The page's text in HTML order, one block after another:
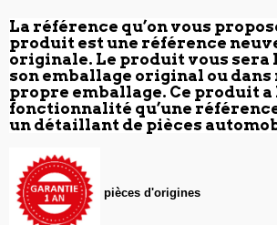
La référence qu’on vous
produit est une référence
originale. Le produit vous sera
son emballage original ou dans
propre emballage. Ce produit a
fonctionnalité qu’une
un détaillant de pièces
pièces d'origines